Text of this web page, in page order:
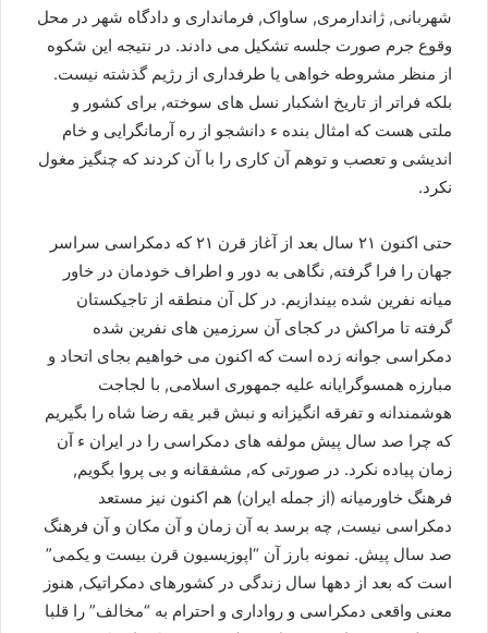
شهربانی, ژاندارمری, ساواک, فرمانداری و دادگاه شهر در محل
وقوع جرم صورت جلسه تشکیل می دادند. در نتیجه این شکوه
از منظر مشروطه خواهی یا طرفداری از رژیم گذشته نیست.
بلکه فراتر از تاریخ اشکبار نسل های سوخته, برای کشور و
ملتی هست که امثال بنده ء دانشجو از ره آرمانگرایی و خام
اندیشی و تعصب و توهم آن کاری را با آن کردند که چنگیز مغول
نکرد.
حتی اکنون ۲١ سال بعد از آغاز قرن ۲١ که دمکراسی سراسر
جهان را فرا گرفته, نگاهی به دور و اطراف خودمان در خاور
میانه نفرین شده بیندازیم. در کل آن منطقه از تاجیکستان
گرفته تا مراکش در کجای آن سرزمین های نفرین شده
دمکراسی جوانه زده است که اکنون می خواهیم بجای اتحاد و
مبارزه همسوگرایانه علیه جمهوری اسلامی, با لجاجت
هوشمندانه و تفرقه انگیزانه و نبش قبر یقه رضا شاه را بگیریم
که چرا صد سال پیش مولفه های دمکراسی را در ایران ء آن
زمان پیاده نکرد. در صورتی که, مشفقانه و بی پروا بگویم,
فرهنگ خاورمیانه (از جمله ایران) هم اکنون نیز مستعد
دمکراسی نیست, چه برسد به آن زمان و آن مکان و آن فرهنگ
صد سال پیش. نمونه بارز آن “اپوزیسیون قرن بیست و یکمی”
است که بعد از دهها سال زندگی در کشورهای دمکراتیک, هنوز
معنی واقعی دمکراسی و رواداری و احترام به “مخالف” را قلبا